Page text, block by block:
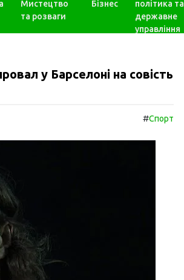
Мистецтво
та розваги
Бізнес
політика та
державне
управління
у Барселоні на совість
#Спорт